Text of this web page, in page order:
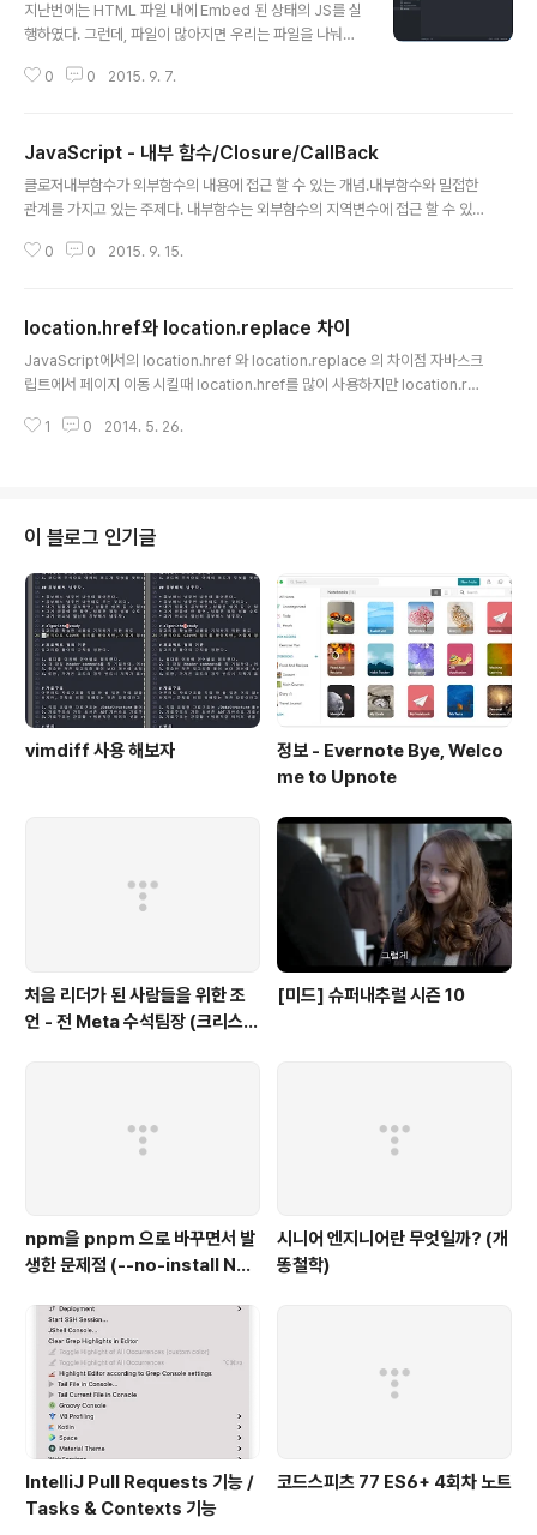
지난번에는 HTML 파일 내에 Embed 된 상태의 JS를 실
행하였다. 그런데, 파일이 많아지면 우리는 파일을 나눠야
에 사용했던 코드를 새로운 파일로 생성한 뒤 그 파일 내에
0 0 2015. 9. 7.
JavaScript - 내부 함수/Closure/CallBack
클로저내부함수가 외부함수의 내용에 접근 할 수 있는 개념.내부함수와 밀접한
관계를 가지고 있는 주제다. 내부함수는 외부함수의 지역변수에 접근 할 수 있
함수의 변수에 접근 할 수 있다. 이러한 메커니즘을 클로저라고 한다.클로저란
23456789function outter(){ var title = "seungdols conding"; retur
n function (){ alert(title); } // inner();}var inner = outter();inner();cs 사
실 내부함수..
0 0 2015. 9. 15.
location.href와 location.replace 차이
JavaScript에서의 location.href 와 location.replace 의 차이점 자바스크
립트에서 페이지 이동 시킬때 location.href를 많이 사용하지만 location.re
로는 아래와 같은 차이점이 있다. location.href는 객체의 속성이며, loactio
능하다. href는 일반적인 페이지 이동시 이용을 하면 되고, replace의 경우는
이전페이지로 접근이 ..
1 0 2014. 5. 26.
이 블로그 인기글
vimdiff 사용 해보자
정보 - Evernote Bye, Welco
me to Upnote
처음 리더가 된 사람들을 위한 조
언 - 전 Meta 수석팀장 (크리스
[미드] 슈퍼내추럴 시즌 10
npm을 pnpm 으로 바꾸면서 발
생한 문제점 (--no-install Not
시니어 엔지니어란 무엇일까? (개
똥철학)
IntelliJ Pull Requests 기능 /
Tasks & Contexts 기능
코드스피츠 77 ES6+ 4회차 노트